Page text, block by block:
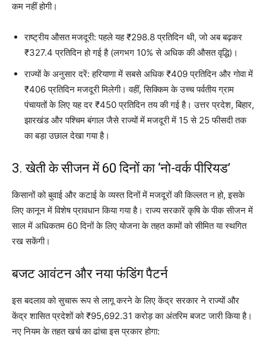
कम नहीं होगी।
राष्ट्रीय औसत मजदूरी: पहले यह ₹298.8 प्रतिदिन थी, जो अब बढ़कर
₹327.4 प्रतिदिन हो गई है (लगभग 10% से अधिक की औसत वृद्धि)।
राज्यों के अनुसार दरें: हरियाणा में सबसे अधिक ₹409 प्रतिदिन और गोवा में
₹406 प्रतिदिन मजदूरी मिलेगी। वहीं, सिक्किम के उच्च पर्वतीय ग्राम
पंचायतों के लिए यह दर ₹450 प्रतिदिन तय की गई है। उत्तर प्रदेश, बिहार,
झारखंड और पश्चिम बंगाल जैसे राज्यों में मजदूरी में 15 से 25 फीसदी तक
का बड़ा उछाल देखा गया है।
3. खेती के सीजन में 60 दिनों का ‘नो-वर्क पीरियड’
किसानों को बुवाई और कटाई के व्यस्त दिनों में मजदूरों की किल्लत न हो, इसके
लिए कानून में विशेष प्रावधान किया गया है। राज्य सरकारें कृषि के पीक सीजन में
साल में अधिकतम 60 दिनों के लिए योजना के तहत कामों को सीमित या स्थगित
रख सकेंगी।
बजट आवंटन और नया फंडिंग पैटर्न
इस बदलाव को सुचारू रूप से लागू करने के लिए केंद्र सरकार ने राज्यों और
केंद्र शासित प्रदेशों को ₹95,692.31 करोड़ का अंतरिम बजट जारी किया है।
नए नियम के तहत खर्च का ढांचा इस प्रकार होगा: